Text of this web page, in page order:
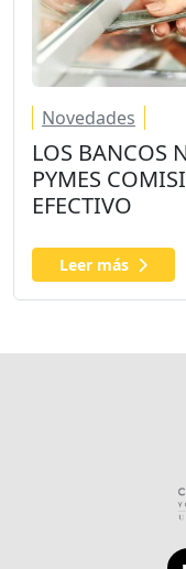
Novedades
LOS BANCOS
PYMES
EFECTIVO
Leer más